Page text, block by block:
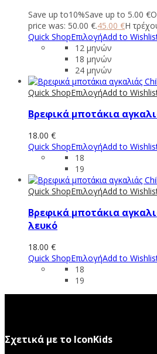
Save up to10%Save up to 5.00 €
price was: 50.00 €.45.00 €Η
Quick ShopΕπιλογήAdd to
12 μηνών
18 μηνών
24 μηνών
Quick ShopΕπιλογήAdd to
Βρεφικά μποτάκια
18.00 €
Quick ShopΕπιλογήAdd to
18
19
Quick ShopΕπιλογήAdd to
Βρεφικά μποτάκια
λευκό
18.00 €
Quick ShopΕπιλογήAdd to
18
19
Σχετικά με το IconKids